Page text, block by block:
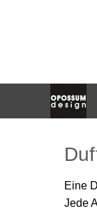
Eine
Jede